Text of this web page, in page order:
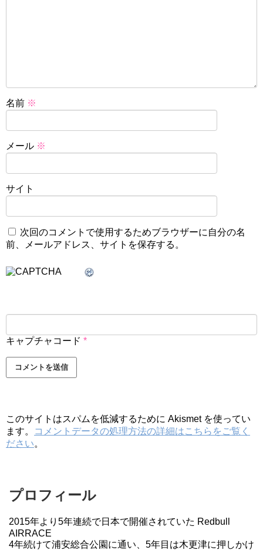
名前 ※
メール ※
サイト
次回のコメントで使用するためブラウザーに自分の名
前、メールアドレス、サイトを保存する。
キャプチャコード *
このサイトはスパムを低減するために Akismet を使ってい
ます。
コメントデータの処理方法の詳細はこちらをご覧く
ださい。
プロフィール
2015年より5年連続で日本で開催されていた Redbull
AIRRACE
4年続けて浦安総合公園に通い、5年目は木更津に押しかけ